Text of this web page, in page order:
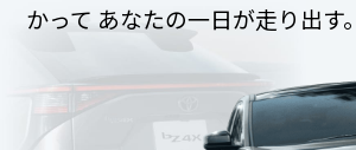
かって あなたの一日が走り出す。